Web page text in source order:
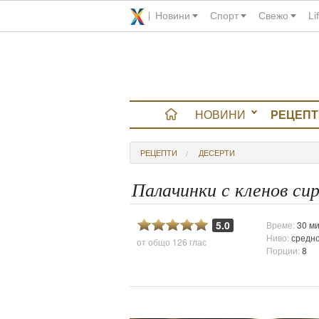
Новини Спорт Свежо
НОВИНИ
РЕЦЕПТИ ДЕСЕРТИ
Палачинки с кленов
5.0
от общо 126 глас
Време:30
Ниво:
Порции:8